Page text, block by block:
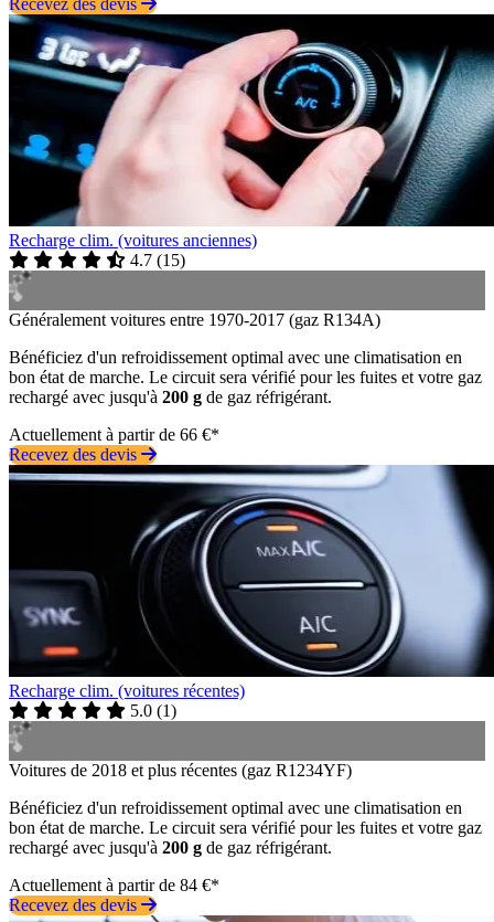
Recharge clim. (voitures anciennes)
4.7 (15)
Généralement voitures entre 1970-2017 (gaz R134A)
Bénéficiez d'un refroidissement optimal avec une climatisation en
bon état de marche. Le circuit sera vérifié pour les fuites et votre gaz
rechargé avec jusqu'à 200 g de gaz réfrigérant.
Actuellement à partir de 66 €*
Recevez des devis
Recharge clim. (voitures récentes)
5.0 (1)
Voitures de 2018 et plus récentes (gaz R1234YF)
Bénéficiez d'un refroidissement optimal avec une climatisation en
bon état de marche. Le circuit sera vérifié pour les fuites et votre gaz
rechargé avec jusqu'à 200 g de gaz réfrigérant.
Actuellement à partir de 84 €*
Recevez des devis